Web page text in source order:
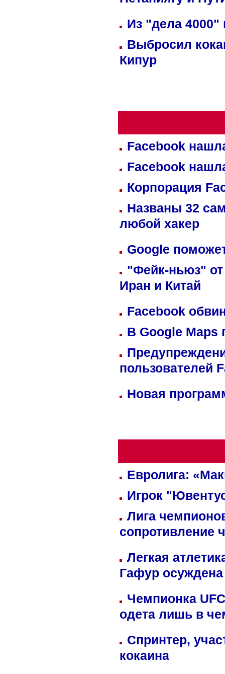
Из "дела 4000"
Выбросил
Кипур
Facebook
Facebook
Корпорация
Названы 32
любой хакер
Google
"Фейк-ньюз" от
Иран и Китай
Facebook
В Google Maps
пользователей
Новая
Евролига:
Игрок
Лига
сопротивление
Легкая
Гафур осуждена
Чемпионка
одета лишь в
Спринтер,
кокаина